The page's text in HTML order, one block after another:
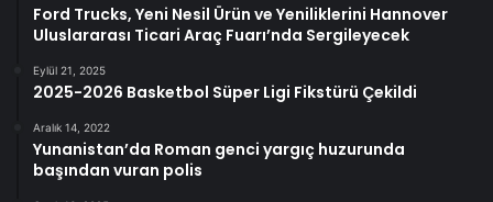
Ford Trucks, Yeni Nesil Ürün ve Yeniliklerini Hannover
Uluslararası Ticari Araç Fuarı’nda Sergileyecek
Eylül 21, 2025
2025-2026 Basketbol Süper Ligi Fikstürü Çekildi
Aralık 14, 2022
Yunanistan’da Roman genci yargıç huzurunda
başından vuran polis